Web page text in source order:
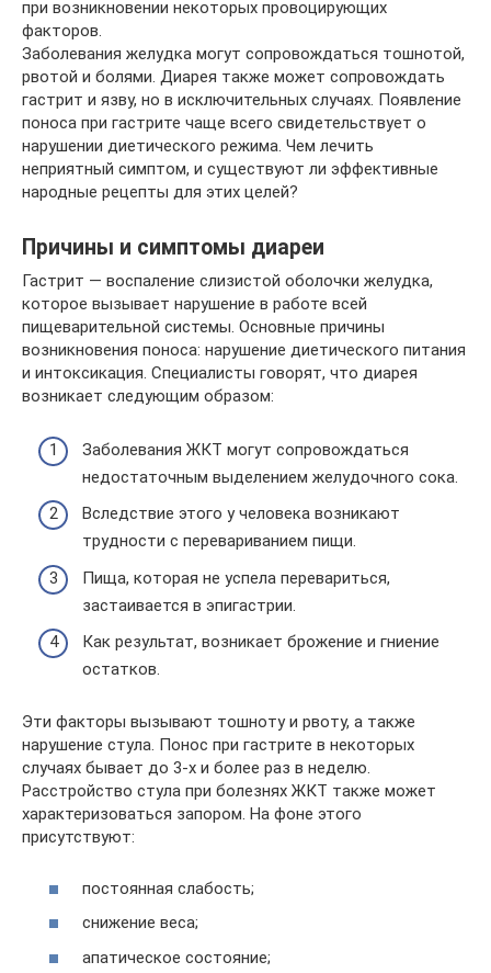
при возникновении некоторых провоцирующих
факторов.
Заболевания желудка могут сопровождаться тошнотой,
рвотой и болями. Диарея также может сопровождать
гастрит и язву, но в исключительных случаях. Появление
поноса при гастрите чаще всего свидетельствует о
нарушении диетического режима. Чем лечить
неприятный симптом, и существуют ли эффективные
народные рецепты для этих целей?
Причины и симптомы диареи
Гастрит — воспаление слизистой оболочки желудка,
которое вызывает нарушение в работе всей
пищеварительной системы. Основные причины
возникновения поноса: нарушение диетического питания
и интоксикация. Специалисты говорят, что диарея
возникает следующим образом:
Заболевания ЖКТ могут сопровождаться
недостаточным выделением желудочного сока.
Вследствие этого у человека возникают
трудности с перевариванием пищи.
Пища, которая не успела перевариться,
застаивается в эпигастрии.
Как результат, возникает брожение и гниение
остатков.
Эти факторы вызывают тошноту и рвоту, а также
нарушение стула. Понос при гастрите в некоторых
случаях бывает до 3-х и более раз в неделю.
Расстройство стула при болезнях ЖКТ также может
характеризоваться запором. На фоне этого
присутствуют:
постоянная слабость;
снижение веса;
апатическое состояние;